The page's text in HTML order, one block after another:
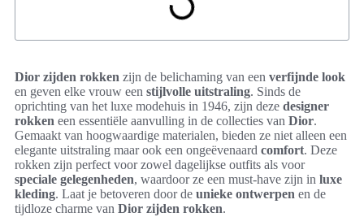
Dior zijden rokken zijn de belichaming van een verfijnde look
en geven elke vrouw een stijlvolle uitstraling. Sinds de
oprichting van het luxe modehuis in 1946, zijn deze designer
rokken een essentiële aanvulling in de collecties van Dior.
Gemaakt van hoogwaardige materialen, bieden ze niet alleen een
elegante uitstraling maar ook een ongeëvenaard comfort. Deze
rokken zijn perfect voor zowel dagelijkse outfits als voor
speciale gelegenheden, waardoor ze een must-have zijn in luxe
kleding. Laat je betoveren door de unieke ontwerpen en de
tijdloze charme van Dior zijden rokken.